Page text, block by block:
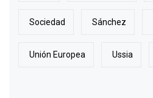
Sociedad Sánchez
Unión Europea Ussia